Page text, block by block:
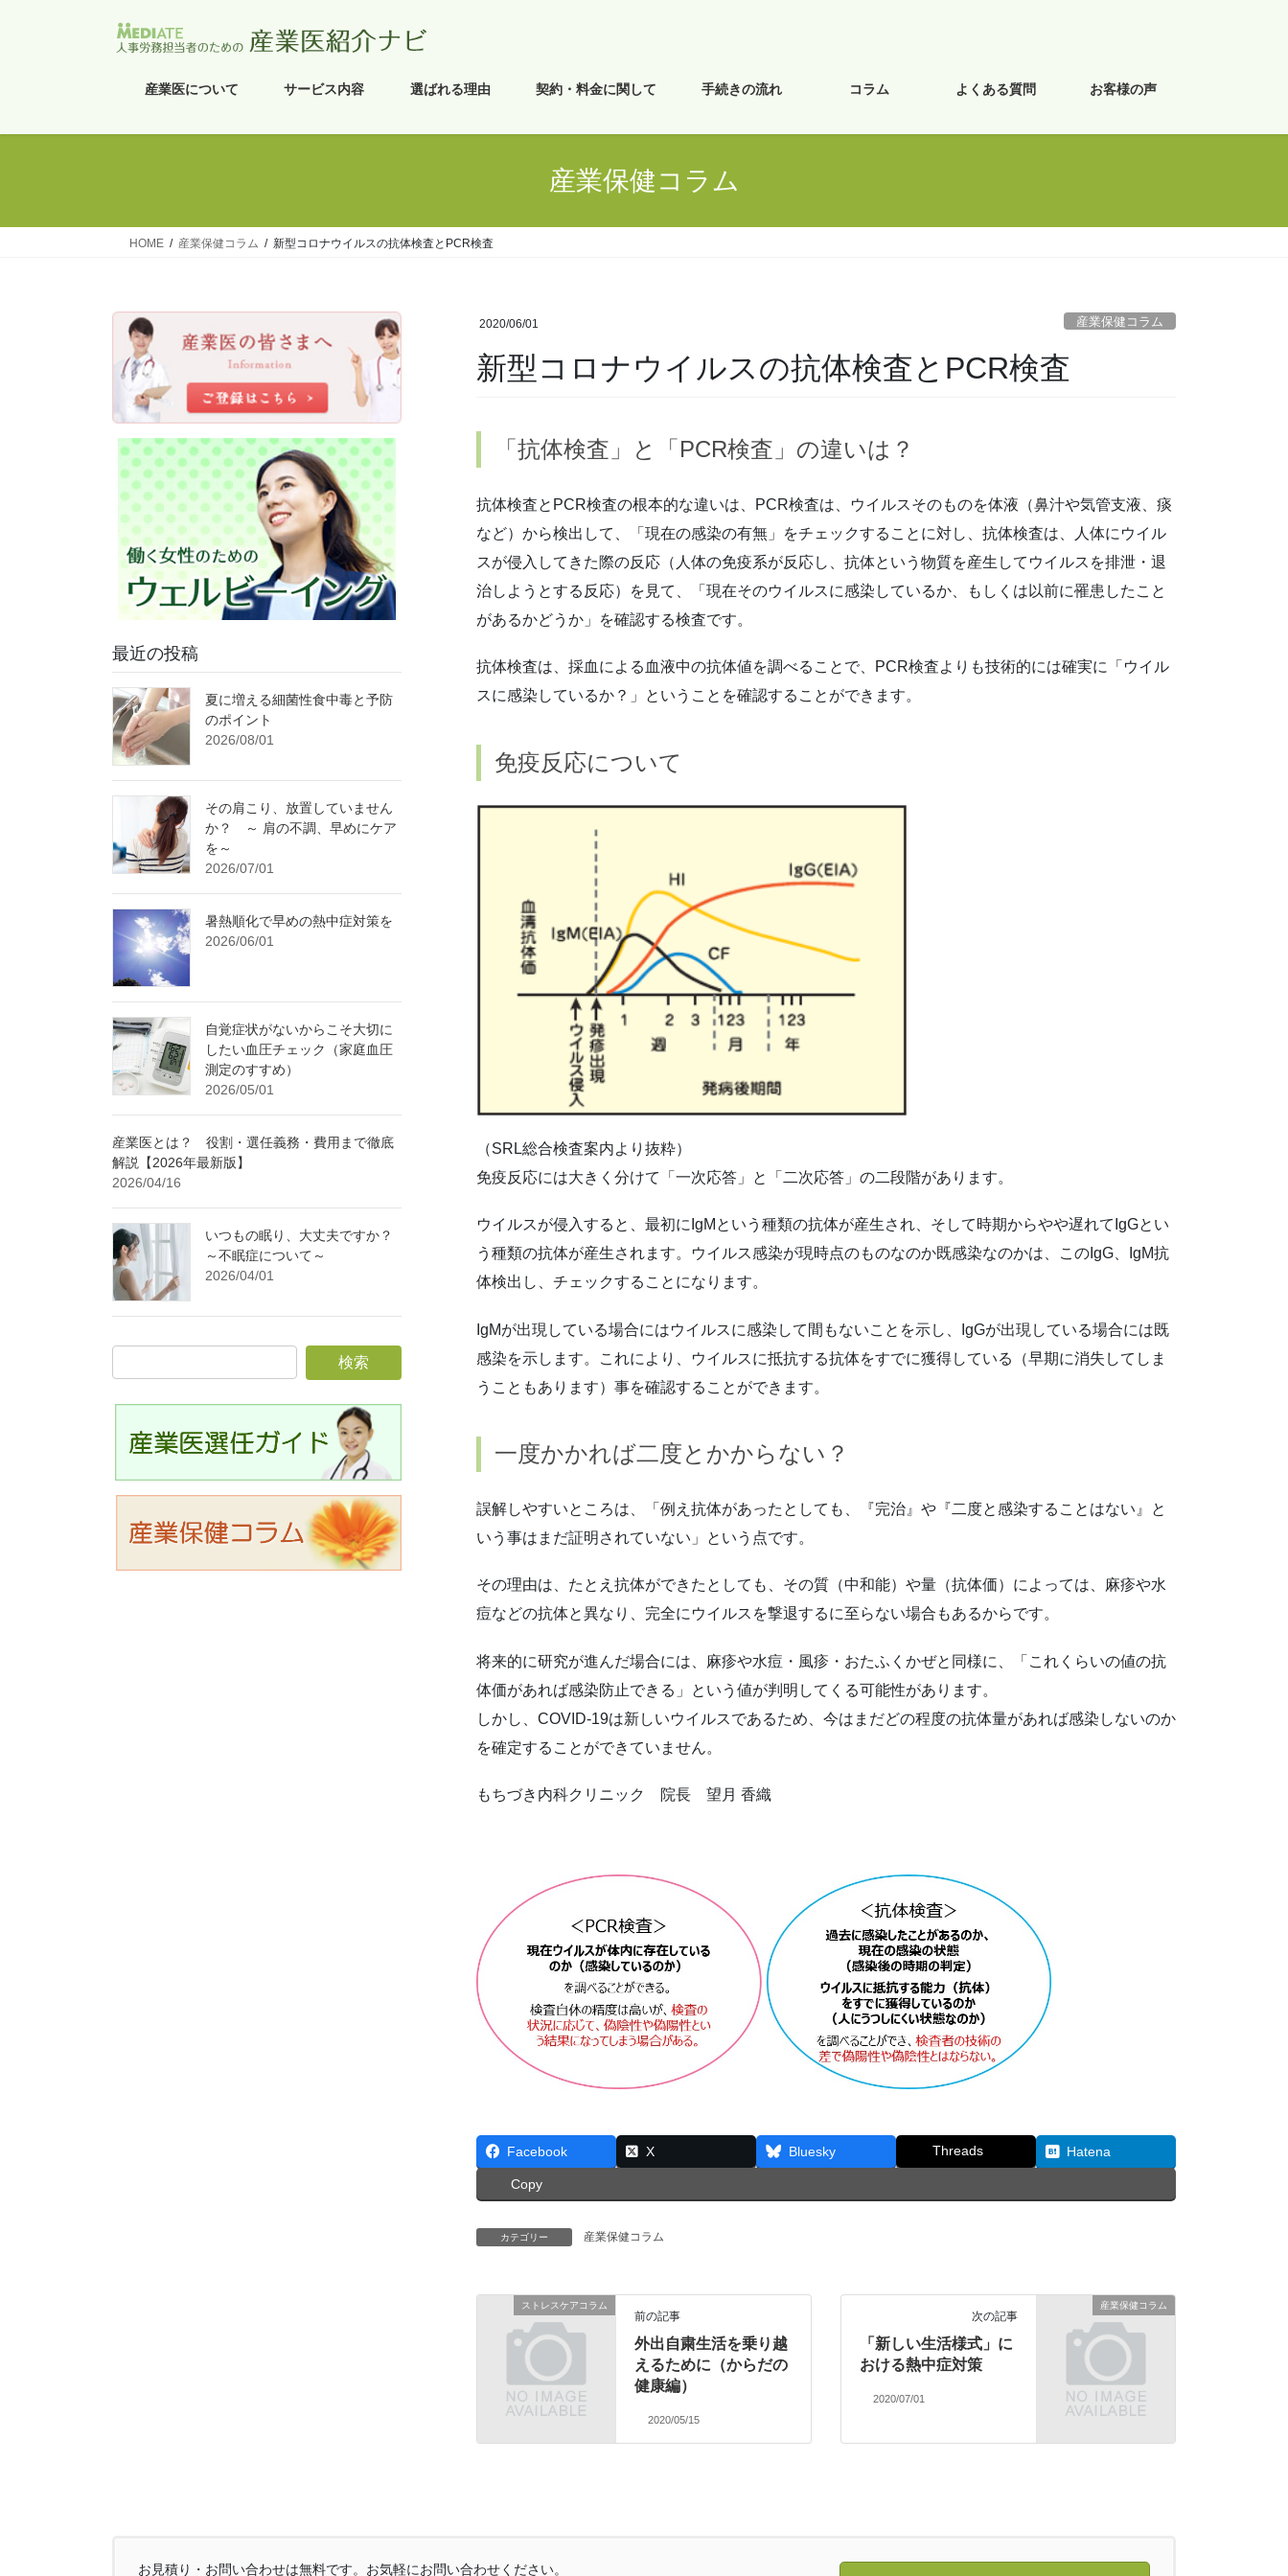
産業医について サービス内容 選ばれる理由 契約・料金に関して 手続きの流れ コラム よくある質問 お客様の声
産業保健コラム
HOME 産業保健コラム 新型コロナウイルスの抗体検査とPCR検査
2020/06/01 産業保健コラム
新型コロナウイルスの抗体検査とPCR検査
「抗体検査」と「PCR検査」の違いは？
抗体検査とPCR検査の根本的な違いは、PCR検査は、ウイルスそのものを体液（鼻汁や気管支液、痰
など）から検出して、「現在の感染の有無」をチェックすることに対し、抗体検査は、人体にウイル
スが侵入してきた際の反応（人体の免疫系が反応し、抗体という物質を産生してウイルスを排泄・退
治しようとする反応）を見て、「現在そのウイルスに感染しているか、もしくは以前に罹患したこと
があるかどうか」を確認する検査です。
抗体検査は、採血による血液中の抗体値を調べることで、PCR検査よりも技術的には確実に「ウイル
スに感染しているか？」ということを確認することができます。
免疫反応について
（SRL総合検査案内より抜粋）
免疫反応には大きく分けて「一次応答」と「二次応答」の二段階があります。
ウイルスが侵入すると、最初にIgMという種類の抗体が産生され、そして時期からやや遅れてIgGとい
う種類の抗体が産生されます。ウイルス感染が現時点のものなのか既感染なのかは、このIgG、IgM抗
体検出し、チェックすることになります。
IgMが出現している場合にはウイルスに感染して間もないことを示し、IgGが出現している場合には既
感染を示します。これにより、ウイルスに抵抗する抗体をすでに獲得している（早期に消失してしま
うこともあります）事を確認することができます。
一度かかれば二度とかからない？
誤解しやすいところは、「例え抗体があったとしても、『完治』や『二度と感染することはない』と
いう事はまだ証明されていない」という点です。
その理由は、たとえ抗体ができたとしても、その質（中和能）や量（抗体価）によっては、麻疹や水
痘などの抗体と異なり、完全にウイルスを撃退するに至らない場合もあるからです。
将来的に研究が進んだ場合には、麻疹や水痘・風疹・おたふくかぜと同様に、「これくらいの値の抗
体価があれば感染防止できる」という値が判明してくる可能性があります。
しかし、COVID-19は新しいウイルスであるため、今はまだどの程度の抗体量があれば感染しないのか
を確定することができていません。
もちづき内科クリニック 院長 望月 香織
Facebook X Bluesky Threads Hatena
Copy
カテゴリー 産業保健コラム
ストレスケアコラム
前の記事
外出自粛生活を乗り越
えるために（からだの
健康編）
2020/05/15
産業保健コラム
次の記事
「新しい生活様式」に
おける熱中症対策
2020/07/01
最近の投稿
夏に増える細菌性食中毒と予防
のポイント
2026/08/01
その肩こり、放置していません
か？ ～ 肩の不調、早めにケア
を～
2026/07/01
暑熱順化で早めの熱中症対策を
2026/06/01
自覚症状がないからこそ大切に
したい血圧チェック（家庭血圧
測定のすすめ）
2026/05/01
産業医とは？ 役割・選任義務・費用まで徹底
解説【2026年最新版】
2026/04/16
いつもの眠り、大丈夫ですか？
～不眠症について～
2026/04/01
お見積り・お問い合わせは無料です。お気軽にお問い合わせください。